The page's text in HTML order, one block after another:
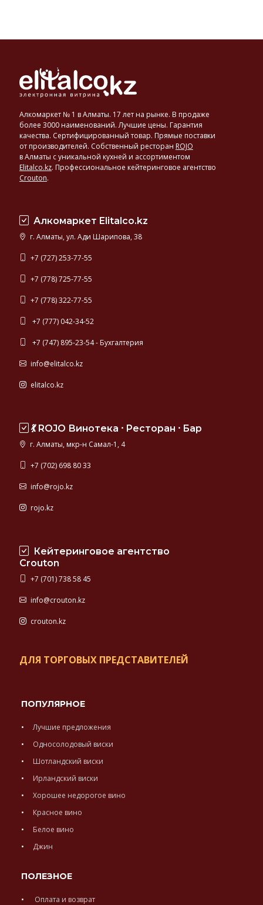
Алкомаркет № 1 в Алматы. 17 лет на рынке. В продаже
более 3000 наименований. Лучшие цены. Гарантия
качества. Сертифицированный товар. Прямые поставки
от производителей. Собственный ресторан ROJO
в Алматы с уникальной кухней и ассортиментом
Elitalco.kz. Профессиональное кейтеринговое агентство
Crouton.
Алкомаркет Elitalco.kz
г. Алматы, ул. Ади Шарипова, 38
+7 (727) 253-77-55
+7 (778) 725-77-55
+7 (778) 322-77-55
+7 (777) 042-34-52
+7 (747) 895-23-54 - Бухгалтерия
info@elitalco.kz
elitalco.kz
💃 ROJO Винотека ⸱ Ресторан ⸱ Бар
г. Алматы, мкр-н Самал-1, 4
+7 (702) 698 80 33
info@rojo.kz
rojo.kz
Кейтеринговое агентство
Crouton
+7 (701) 738 58 45
info@crouton.kz
crouton.kz
ДЛЯ ТОРГОВЫХ ПРЕДСТАВИТЕЛЕЙ
ПОПУЛЯРНОЕ
Лучшие предложения
Односолодовый виски
Шотландский виски
Ирландский виски
Хорошее недорогое вино
Красное вино
Белое вино
Джин
ПОЛЕЗНОЕ
Оплата и возврат